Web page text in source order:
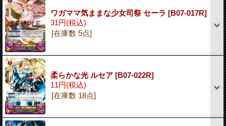
ワガママ気ままな少女司祭 セーラ [B07-017R]
31円(税込)
[在庫数 5点]
柔らかな光 ルセア [B07-022R]
11円(税込)
[在庫数 18点]